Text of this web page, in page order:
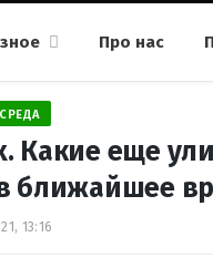
Про нас
Какие еще
ближайшее
13:16